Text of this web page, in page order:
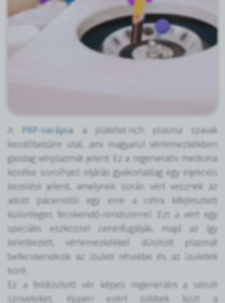
A PRP-terápia a platelet-rich plasma szavak
kezdőbetűire utal, ami magyarul vérlemezkékben
gazdag vérplazmát jelent. Ez a regeneratív medicina
körébe sorolható eljárás gyakorlatilag egy injekciós
kezelést jelent, amelynek során vért vesznek az
adott pácienstől egy erre a célra kifejlesztett
különleges fecskendő-rendszerrel. Ezt a vért egy
speciális eszközzel centrifugálják, majd az így
keletkezett, vérlemezkékkel dúsított plazmát
befecskendezik az ízületi résekbe és az ízületek
köré.
Ez a feldúsított vér képes regenerálni a sérült
szöveteket, éppen ezért többek közt a